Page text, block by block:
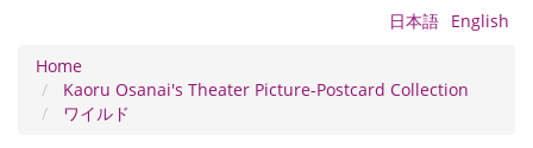
日本語 English
Home
Kaoru Osanai's Theater Picture-Postcard Collection
ワイルド